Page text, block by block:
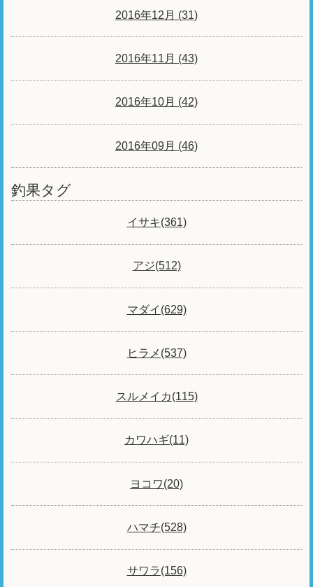
2016年12月 (31)
2016年11月 (43)
2016年10月 (42)
2016年09月 (46)
釣果タグ
イサキ(361)
アジ(512)
マダイ(629)
ヒラメ(537)
スルメイカ(115)
カワハギ(11)
ヨコワ(20)
ハマチ(528)
サワラ(156)